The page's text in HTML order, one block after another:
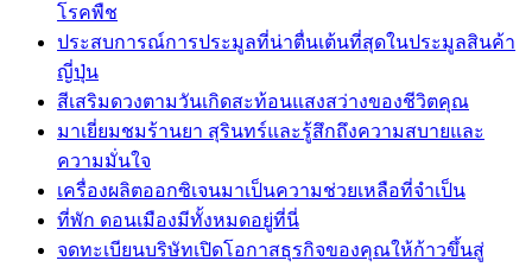
โรคพืช
ประสบการณ์การประมูลที่น่าตื่นเต้นที่สุดในประมูลสินค้า
ญี่ปุ่น
สีเสริมดวงตามวันเกิดสะท้อนแสงสว่างของชีวิตคุณ
มาเยี่ยมชมร้านยา สุรินทร์และรู้สึกถึงความสบายและ
ความมั่นใจ
เครื่องผลิตออกซิเจนมาเป็นความช่วยเหลือที่จำเป็น
ที่พัก ดอนเมืองมีทั้งหมดอยู่ที่นี่
จดทะเบียนบริษัทเปิดโอกาสธุรกิจของคุณให้ก้าวขึ้นสู่